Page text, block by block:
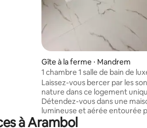
Gîte à la ferme ⋅ Mandrem
1 chambre 1 salle de bain de
la ferme au lever du soleil l
plage de Mandrem
Laissez-vous bercer par les
nature dans ce logement
Détendez-vous dans une
lumineuse et aérée entourée
nature. Réveillez-vous avec
à Arambol